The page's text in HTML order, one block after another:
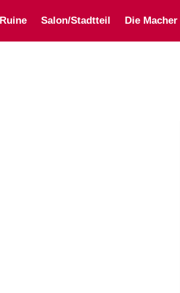
Salon/Stadtteil Die Macher